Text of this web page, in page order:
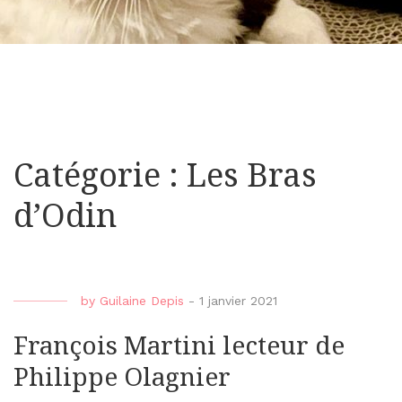
Catégorie : Les Bras
d’Odin
by Guilaine Depis - 1 janvier 2021
François Martini lecteur de
Philippe Olagnier